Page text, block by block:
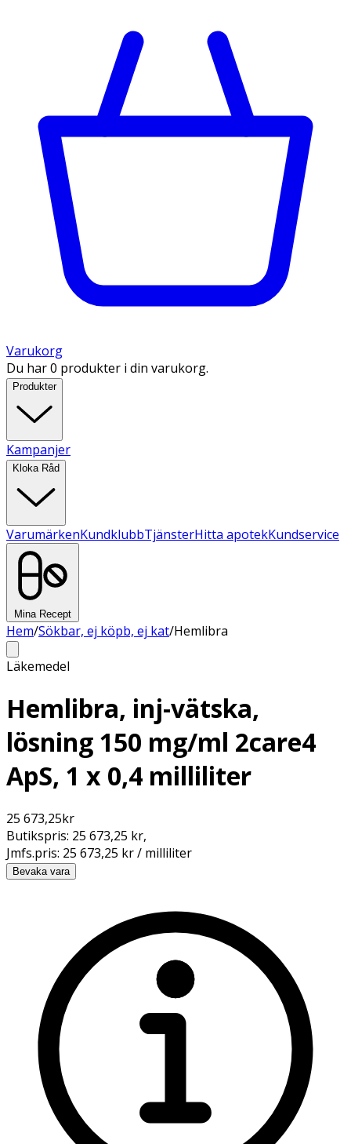
Varukorg
Du har 0 produkter i din varukorg.
Produkter
Kampanjer
Kloka Råd
VarumärkenKundklubbTjänsterHitta apotekKundservice
Mina Recept
Hem/Sökbar, ej köpb, ej kat/Hemlibra
Läkemedel
Hemlibra, inj-vätska,
lösning 150 mg/ml 2care4
ApS, 1 x 0,4 milliliter
25 673,25kr
Butikspris: 25 673,25 kr,
Jmfs.pris: 25 673,25 kr / milliliter
Bevaka vara